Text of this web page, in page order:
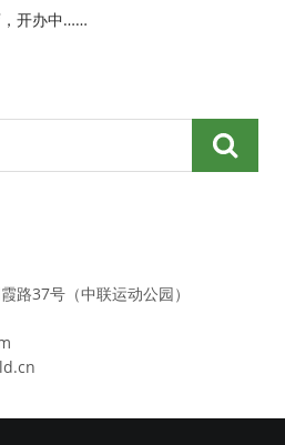
开办中……
路37号（中联运动公园）